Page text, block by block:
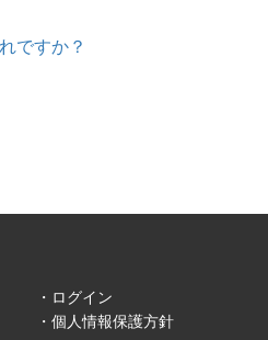
ですか？
ログイン
個人情報保護方針